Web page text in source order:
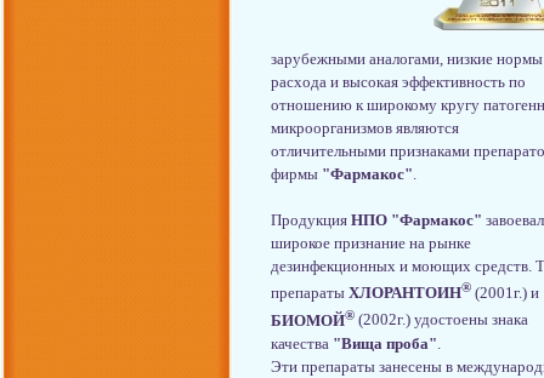
зарубежными аналогами, низкие нормы
расхода и высокая эффективность по
отношению к широкому кругу
микроорганизмов являются
отличительными признаками
фирмы "Фармакос".
Продукция НПО "Фармакос"
широкое признание на рынке
дезинфекционных и моющих средств.
препараты ХЛОРАНТОИН® (2001г.) и
БИОМОЙ® (2002г.) удостоены знака
качества "Вища проба"
Эти препараты занесены в